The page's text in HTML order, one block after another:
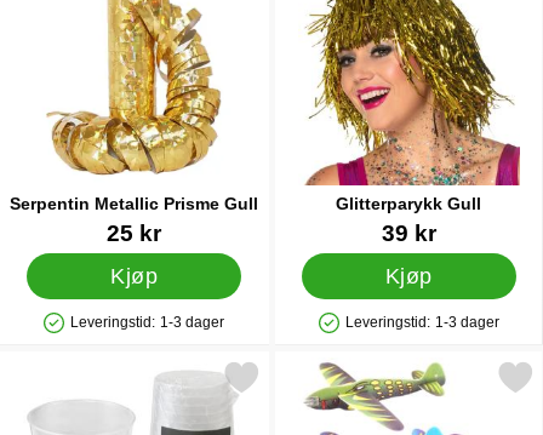
Serpentin Metallic Prisme Gull
Varenummer 9764
25 kr
Kjøp
Produkttilgjengelighet: På lager
Leveringstid: 1-3 dager
Glitterparykk Gull
Varenummer 40498
39 kr
Kjøp
Produkttilgjengelighet: På lager
Leveringstid: 1-3 dager
Merk plastglass 25 cl 6-pakning som favorittMerk dinosaur